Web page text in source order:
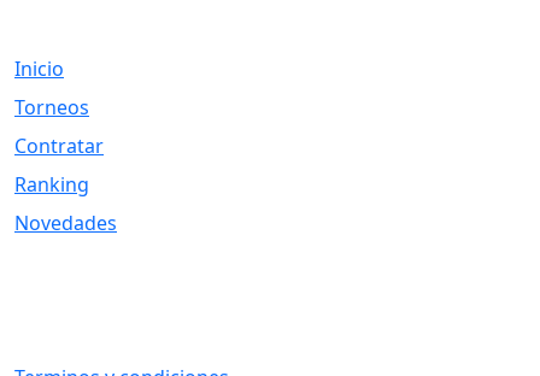
Inicio
Torneos
Contratar
Ranking
Novedades